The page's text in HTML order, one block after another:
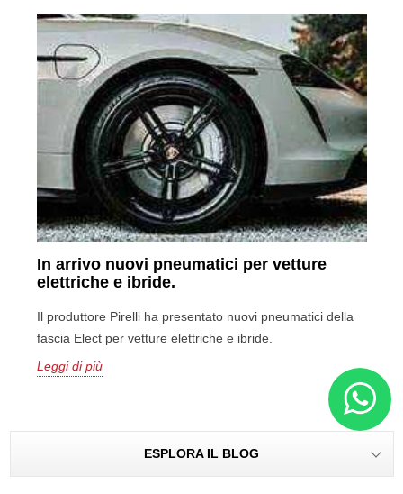
In arrivo nuovi pneumatici per vetture
elettriche e ibride.
Il produttore Pirelli ha presentato nuovi pneumatici della
fascia Elect per vetture elettriche e ibride.
Leggi di più
ESPLORA IL BLOG